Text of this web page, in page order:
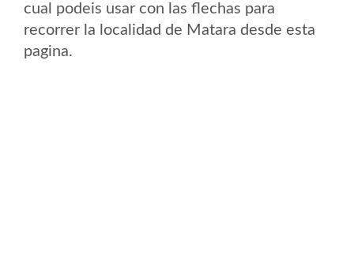
cual podeis usar con las flechas para
recorrer la localidad de Matara desde esta
pagina.